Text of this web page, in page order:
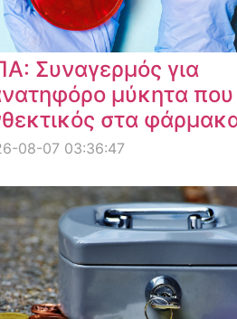
Συναγερμός για
μύκητα που
στα
08-07 03:36:47